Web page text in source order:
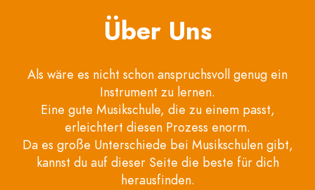
Über Uns
Als wäre es nicht schon anspruchsvoll genug ein
Instrument zu lernen.
Eine gute Musikschule, die zu einem passt,
erleichtert diesen Prozess enorm.
Da es große Unterschiede bei Musikschulen gibt,
kannst du auf dieser Seite die beste für dich
herausfinden.